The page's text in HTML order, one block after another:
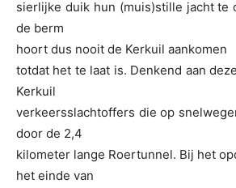
sierlijke duik hun (muis)stille jacht te
de berm
hoort dus nooit de Kerkuil aankomen
totdat het te laat is. Denkend aan
Kerkuil
verkeersslachtoffers die op
door de 2,4
kilometer lange Roertunnel. Bij het
het einde van